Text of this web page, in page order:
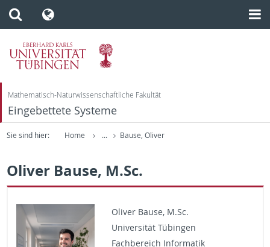
Mathematisch-Naturwissenschaftliche Fakultät
Eingebettete Systeme
Sie sind hier: Home ... Bause, Oliver
Oliver Bause, M.Sc.
Oliver Bause, M.​Sc.
Uni­ver­sität Tübin­gen
Fach­bere­ich In­for­matik